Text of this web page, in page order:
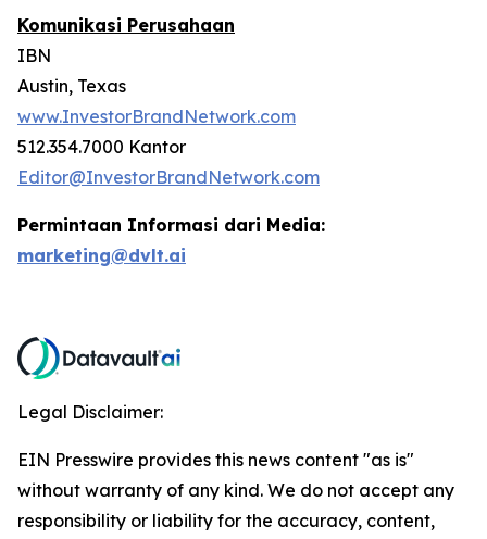
Komunikasi Perusahaan
IBN
Austin, Texas
www.InvestorBrandNetwork.com
512.354.7000 Kantor
Editor@InvestorBrandNetwork.com
Permintaan Informasi dari Media:
marketing@dvlt.ai
Legal Disclaimer:
EIN Presswire provides this news content "as is"
without warranty of any kind. We do not accept any
responsibility or liability for the accuracy, content,